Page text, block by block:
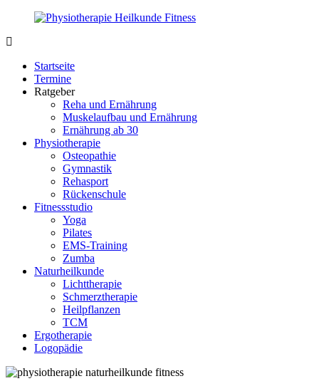
Zurück
Inhalt
Fit.de
Körper
Startseite
Termine
Ratgeber
Reha und Ernährung
Muskelaufbau und Ernährung
Ernährung ab 30
Physiotherapie
Osteopathie
Gymnastik
Rehasport
Rückenschule
Fitnessstudio
Yoga
Pilates
EMS-Training
Zumba
Naturheilkunde
Lichttherapie
Schmerztherapie
Heilpflanzen
TCM
Ergotherapie
Logopädie